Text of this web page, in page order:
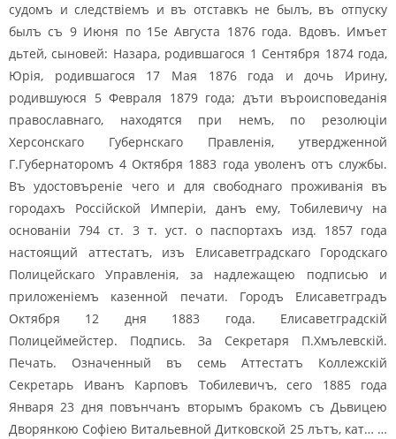
судомъ и следствіемъ и въ отставкъ не былъ, въ отпуску
былъ съ 9 Июня по 15е Августа 1876 года. Вдовъ. Имъет
дьтей, сыновей: Назара, родившагося 1 Сентября 1874 года,
Юрія, родившагося 17 Мая 1876 года и дочь Ирину,
родившуюся 5 Февраля 1879 года; дъти въроисповеданія
православнаго, находятся при немъ, по резолюціи
Херсонскаго Губернскаго Правленія, утвердженной
Г.Губернаторомъ 4 Октября 1883 года уволенъ отъ службы.
Въ удостовъреніе чего и для свободнаго проживанія въ
городахъ Россійской Имперіи, данъ ему, Тобилевичу на
основаніи 794 ст. 3 т. уст. о паспортахъ изд. 1857 года
настоящий аттестатъ, изъ Елисаветградскаго Городскаго
Полицейскаго Управленія, за надлежащею подписью и
приложеніемъ казенной печати. Городъ Елисаветградъ
Октября 12 дня 1883 года. Елисаветградскій
Полицеймейстер. Подпись. За Секретаря П.Хмълевскій.
Печать. Означенный въ семь Аттестатъ Коллежскій
Секретарь Иванъ Карповъ Тобилевичъ, сего 1885 года
Января 23 дня повънчанъ вторымъ бракомъ съ Дьвицею
Дворянкою Софіею Витальевной Дитковской 25 лътъ, кат… …